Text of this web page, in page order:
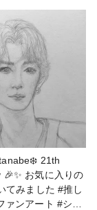
21th
お気に入りの
みました #推し
ァンアート #シャ